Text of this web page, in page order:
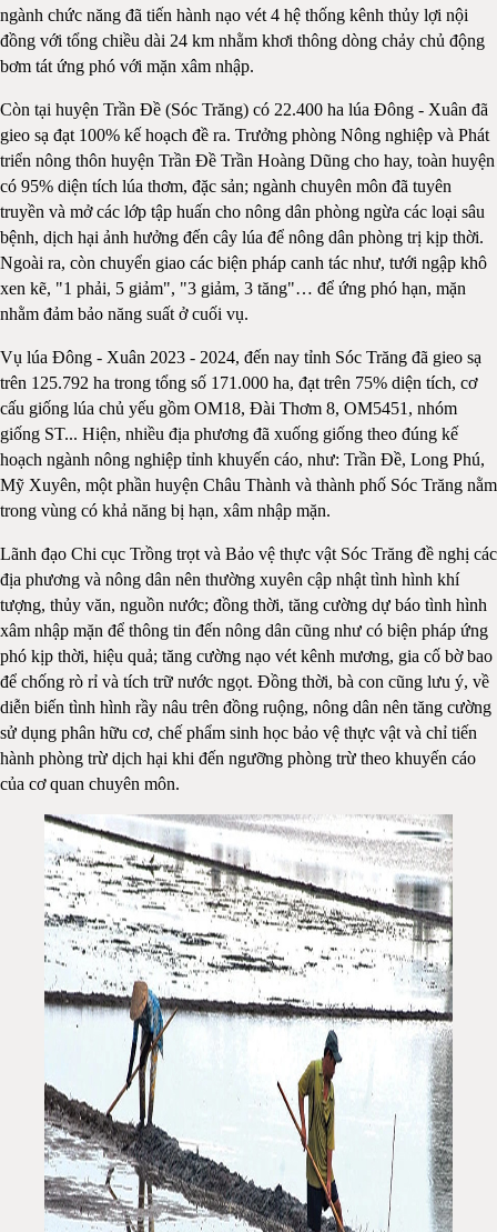
ngành chức năng đã tiến hành nạo vét 4 hệ thống kênh thủy lợi nội
đồng với tổng chiều dài 24 km nhằm khơi thông dòng chảy chủ động
bơm tát ứng phó với mặn xâm nhập.
Còn tại huyện Trần Đề (Sóc Trăng) có 22.400 ha lúa Đông - Xuân đã
gieo sạ đạt 100% kế hoạch đề ra. Trưởng phòng Nông nghiệp và Phát
triển nông thôn huyện Trần Đề Trần Hoàng Dũng cho hay, toàn huyện
có 95% diện tích lúa thơm, đặc sản; ngành chuyên môn đã tuyên
truyền và mở các lớp tập huấn cho nông dân phòng ngừa các loại sâu
bệnh, dịch hại ảnh hưởng đến cây lúa để nông dân phòng trị kịp thời.
Ngoài ra, còn chuyển giao các biện pháp canh tác như, tưới ngập khô
xen kẽ, "1 phải, 5 giảm", "3 giảm, 3 tăng"… để ứng phó hạn, mặn
nhằm đảm bảo năng suất ở cuối vụ.
Vụ lúa Đông - Xuân 2023 - 2024, đến nay tỉnh Sóc Trăng đã gieo sạ
trên 125.792 ha trong tổng số 171.000 ha, đạt trên 75% diện tích, cơ
cấu giống lúa chủ yếu gồm OM18, Đài Thơm 8, OM5451, nhóm
giống ST... Hiện, nhiều địa phương đã xuống giống theo đúng kế
hoạch ngành nông nghiệp tỉnh khuyến cáo, như: Trần Đề, Long Phú,
Mỹ Xuyên, một phần huyện Châu Thành và thành phố Sóc Trăng nằm
trong vùng có khả năng bị hạn, xâm nhập mặn.
Lãnh đạo Chi cục Trồng trọt và Bảo vệ thực vật Sóc Trăng đề nghị các
địa phương và nông dân nên thường xuyên cập nhật tình hình khí
tượng, thủy văn, nguồn nước; đồng thời, tăng cường dự báo tình hình
xâm nhập mặn để thông tin đến nông dân cũng như có biện pháp ứng
phó kịp thời, hiệu quả; tăng cường nạo vét kênh mương, gia cố bờ bao
để chống rò rỉ và tích trữ nước ngọt. Đồng thời, bà con cũng lưu ý, về
diễn biến tình hình rầy nâu trên đồng ruộng, nông dân nên tăng cường
sử dụng phân hữu cơ, chế phẩm sinh học bảo vệ thực vật và chỉ tiến
hành phòng trừ dịch hại khi đến ngưỡng phòng trừ theo khuyến cáo
của cơ quan chuyên môn.